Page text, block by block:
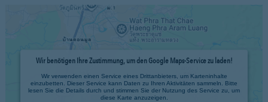
Wir benötigen Ihre Zustimmung, um den Google Maps-Service zu laden!
Wir verwenden einen Service eines Drittanbieters, um Karteninhalte
einzubetten. Dieser Service kann Daten zu Ihren Aktivitäten sammeln. Bitte
lesen Sie die Details durch und stimmen Sie der Nutzung des Service zu, um
diese Karte anzuzeigen.